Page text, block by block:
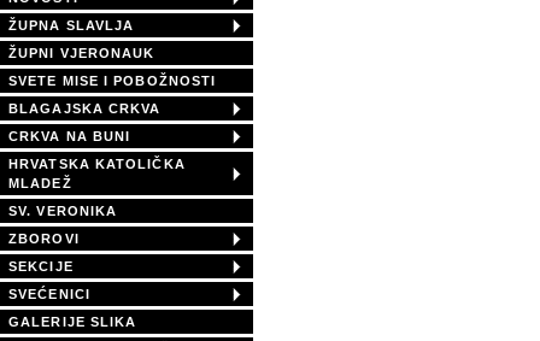
ŽUPNA SLAVLJA
ŽUPNI VJERONAUK
SVETE MISE I POBOŽNOSTI
BLAGAJSKA CRKVA
CRKVA NA BUNI
HRVATSKA KATOLIČKA
MLADEŽ
SV. VERONIKA
ZBOROVI
SEKCIJE
SVEĆENICI
GALERIJE SLIKA